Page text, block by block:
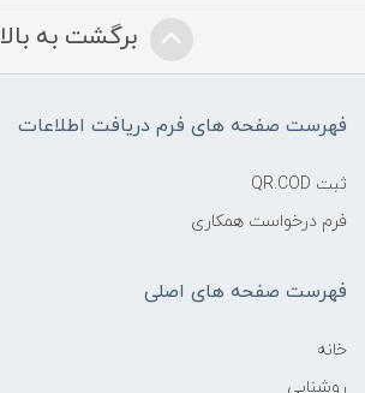
برگشت به بالا
فهرست صفحه های فرم دریافت اطلاعات
ثبت QR.COD
فرم درخواست همکاری
فهرست صفحه های اصلی
خانه
روشنایی